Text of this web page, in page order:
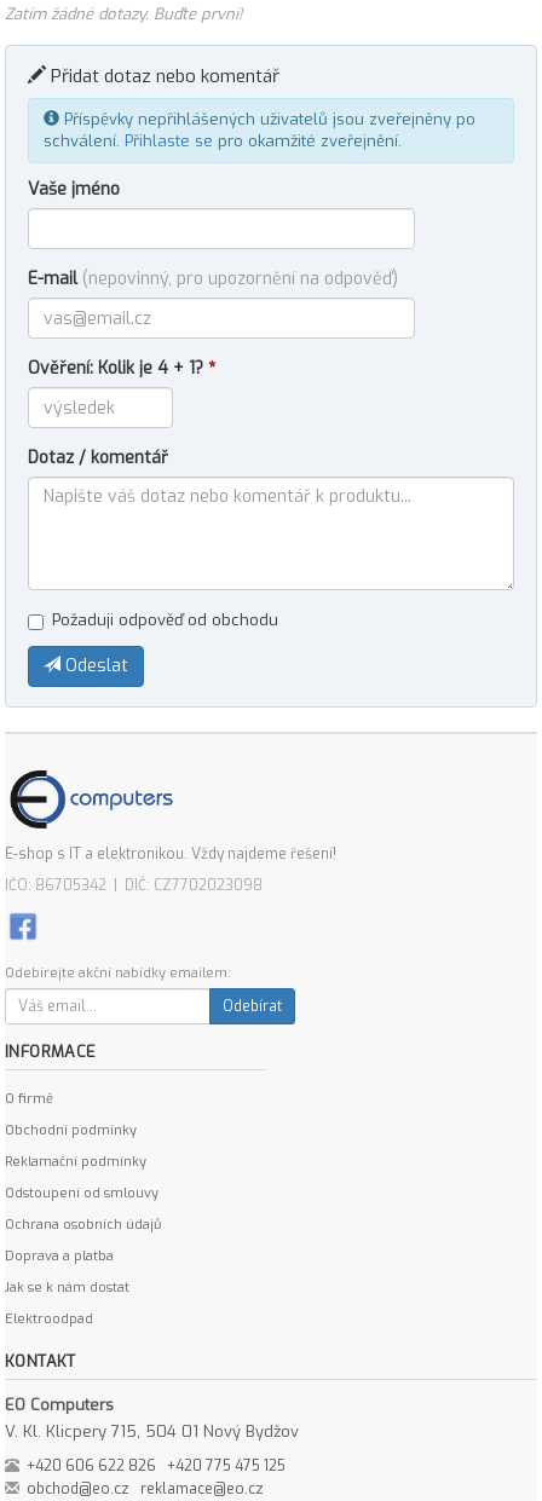
Zatím žádné dotazy. Buďte první!
Přidat dotaz nebo komentář
Příspěvky nepřihlášených uživatelů jsou zveřejněny po
schválení. Přihlaste se pro okamžité zveřejnění.
Vaše jméno
E-mail (nepovinný, pro upozornění na odpověď)
Ověření: Kolik je 4 + 1? *
Dotaz / komentář
Požaduji odpověď od obchodu
Odeslat
E-shop s IT a elektronikou. Vždy najdeme řešení!
IČO: 86705342 | DIČ: CZ7702023098
Odebírejte akční nabídky emailem:
Odebírat
INFORMACE
O firmě
Obchodní podmínky
Reklamační podmínky
Odstoupení od smlouvy
Ochrana osobních údajů
Doprava a platba
Jak se k nám dostat
Elektroodpad
KONTAKT
EO Computers
V. Kl. Klicpery 715, 504 01 Nový Bydžov
+420 606 622 826
+420 775 475 125
obchod@eo.cz
reklamace@eo.cz